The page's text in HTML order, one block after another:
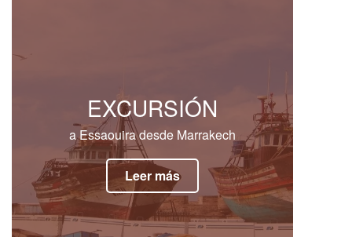
EXCURSIÓN
a Essaouira desde Marrakech
Leer más